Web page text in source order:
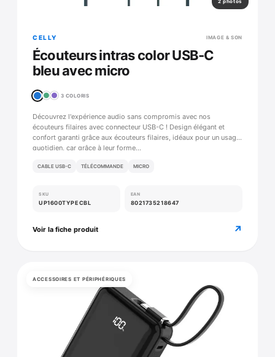
2 photos
CELLY IMAGE & SON
Écouteurs intras color USB-C
bleu avec micro
3 COLORIS
Découvrez l'expérience audio sans compromis avec nos
écouteurs filaires avec connecteur USB-C ! Design élégant et
confort garanti grâce aux écouteurs filaires, idéaux pour un usage
quotidien, car grâce à leur forme…
CABLE USB-C TÉLÉCOMMANDE MICRO
SKU
UP1600TYPECBL
EAN
8021735218647
Voir la fiche produit ↗
ACCESSOIRES ET PÉRIPHÉRIQUES